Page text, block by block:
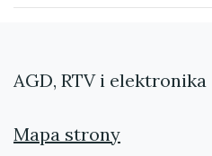
AGD, RTV i elektronika
Mapa strony